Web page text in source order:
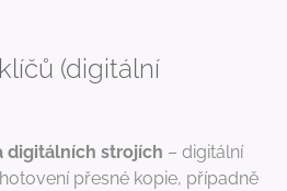
(digitální
digitálních strojích – digitální
přesné kopie, případně